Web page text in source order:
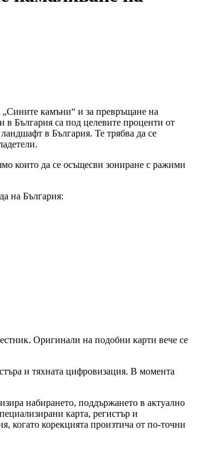
камъни“ и за превръщане на
България са под целевите проценти от
в България. Те трябва да се
които да се осъщесви зониране с ражими
на България:
Оригинали на подобни карти вече се
и тяхната цифровизация. В момента
набирането, поддържането в актуално
карта, регистър и
когато корекцията произтича от по-точни